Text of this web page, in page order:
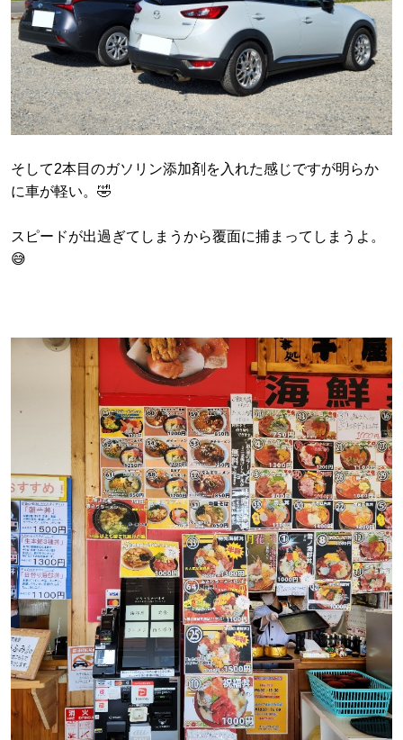
そして2本目のガソリン添加剤を入れた感じですが明らか
に車が軽い。🤣
スピードが出過ぎてしまうから覆面に捕まってしまうよ。
😅